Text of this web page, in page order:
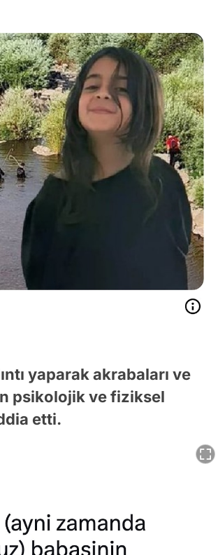
yaparak akrabaları ve
psikolojik ve fiziksel
etti.